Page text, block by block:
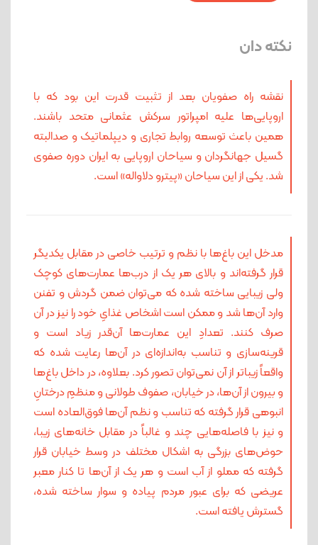
نکته دان
نقشه راه صفویان بعد از تثبیت قدرت این بود که با
اروپایی‌ها علیه امپراتور سرکش عثمانی متحد باشند.
همین باعث توسعه روابط تجاری و دیپلماتیک و صدالبته
گسیل جهانگردان و سیاحان اروپایی به ایران دوره صفوی
شد. یکی از این سیاحان «پیترو دلاواله» است.
مدخل این باغ‌ها با نظم و ترتیب خاصی در مقابل یکدیگر
قرار گرفته‌اند و بالای هر یک از درب‌ها عمارت‌های کوچک
ولی زیبایی ساخته شده که می‌توان ضمن گردش و تفنن
وارد آن‌ها شد و ممکن است اشخاص غذایِ خود را نیز در آن
صرف کنند. تعدادِ این عمارت‌ها آن‌قدر زیاد است و
قرینه‌سازی و تناسب به‌اندازه‌ای در آن‌ها رعایت شده که
واقعاً زیباتر از آن نمی‌توان تصور کرد. بعلاوه، در داخل باغ‌ها
و بیرون از آن‌ها، در خیابان، صفوف طولانی و منظمِ درختانِ
انبوهی قرار گرفته که تناسب و نظم آن‌ها فوق‌العاده است
و نیز با فاصله‌هایی چند و غالباً در مقابل خانه‌های زیبا،
حوض‌های بزرگی به اشکال مختلف در وسط خیابان قرار
گرفته که مملو از آب است و هر یک از آن‌ها تا کنار معبر
عریضی که برای عبور مردم پیاده و سوار ساخته شده،
گسترش یافته است.